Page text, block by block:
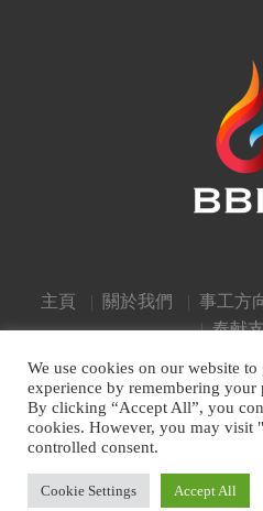
主頁 關於我們 事工方
奉献
我們是屬基督教的非盈利的
（ABN）69 759 380 654. ©
INTERNATIONAL
We use cookies on our website
experience by remembering your
By clicking “Accept All”, you
cookies. However, you may visit
controlled consent.
Cookie Settings Accept All